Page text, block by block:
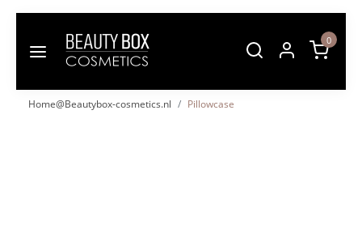
0
Home@Beautybox-cosmetics.nl Pillowcase